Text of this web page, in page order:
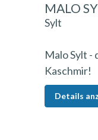
MALO
Sylt
Malo Sylt
Kaschmir!
Details